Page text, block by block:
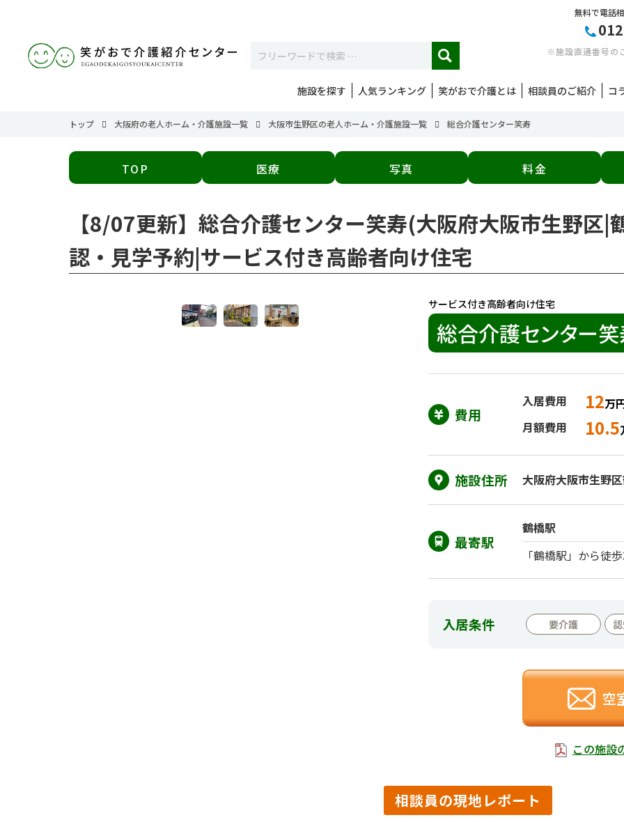
無料で電話
※施設直通番号の
施設を探す 人気ランキング 笑がおで介護とは 相談員のご紹介 コ
トップ 大阪府の老人ホーム・介護施設一覧 大阪市生野区の老人ホーム・介護施設一覧 総合介護センター笑寿
TOP 医療 写真 料金
【8/07更新】総合介護センター笑寿(大阪府大阪市生野区|
認・見学予約|サービス付き高齢者向け住宅
サービス付き高齢者向け住宅
総合介護センター
費用
入居費用 12万
月額費用
10.5
施設住所 大阪府大阪市生野
最寄駅
鶴橋駅
「鶴橋駅」から徒
入居条件 要介護
空
この施設
相談員の現地レポート